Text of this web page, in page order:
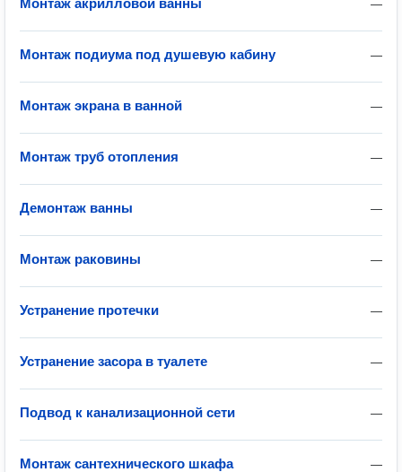
—
Монтаж акрилловой ванны
—
Монтаж подиума под душевую кабину
—
Монтаж экрана в ванной
—
Монтаж труб отопления
—
Демонтаж ванны
—
Монтаж раковины
—
Устранение протечки
—
Устранение засора в туалете
—
Подвод к канализационной сети
—
Монтаж сантехнического шкафа